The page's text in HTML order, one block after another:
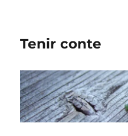
Tenir conte